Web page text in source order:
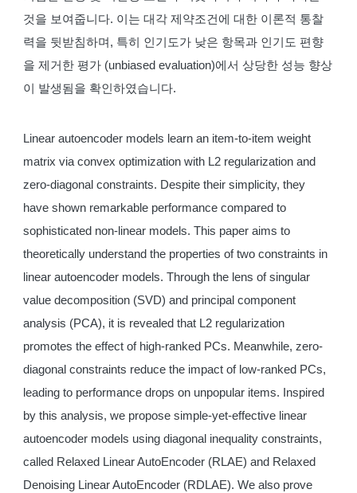
것을 보여줍니다. 이는 대각 제약조건에 대한 이론적 통찰
력을 뒷받침하며, 특히 인기도가 낮은 항목과 인기도 편향
을 제거한 평가 (unbiased evaluation)에서 상당한 성능 향상
이 발생됨을 확인하였습니다.
Linear autoencoder models learn an item-to-item weight
matrix via convex optimization with L2 regularization and
zero-diagonal constraints. Despite their simplicity, they
have shown remarkable performance compared to
sophisticated non-linear models. This paper aims to
theoretically understand the properties of two constraints in
linear autoencoder models. Through the lens of singular
value decomposition (SVD) and principal component
analysis (PCA), it is revealed that L2 regularization
promotes the effect of high-ranked PCs. Meanwhile, zero-
diagonal constraints reduce the impact of low-ranked PCs,
leading to performance drops on unpopular items. Inspired
by this analysis, we propose simple-yet-effective linear
autoencoder models using diagonal inequality constraints,
called Relaxed Linear AutoEncoder (RLAE) and Relaxed
Denoising Linear AutoEncoder (RDLAE). We also prove